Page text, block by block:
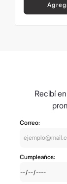
Recibí
Correo:
Cumpleaños: